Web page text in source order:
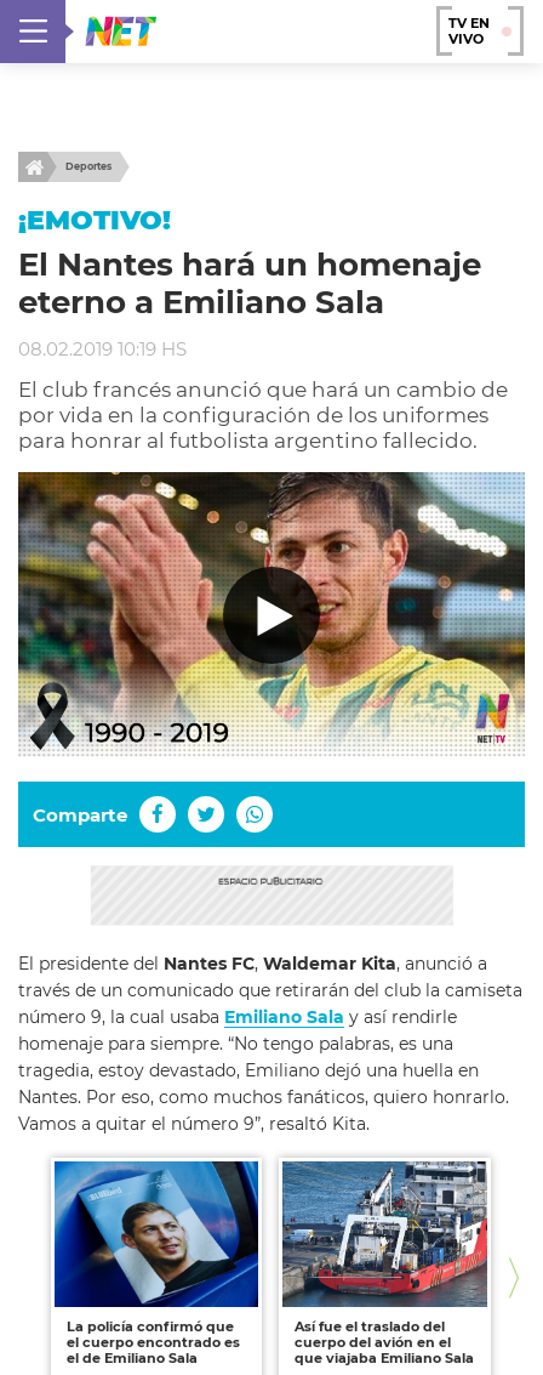
TV EN
VIVO
Deportes
¡EMOTIVO!
El Nantes hará un homenaje
eterno a Emiliano Sala
08.02.2019 10:19 HS
El club francés anunció que hará un cambio de
por vida en la configuración de los uniformes
para honrar al futbolista argentino fallecido.
Comparte
El presidente del Nantes FC, Waldemar Kita, anunció a
través de un comunicado que retirarán del club la camiseta
número 9, la cual usaba Emiliano Sala y así rendirle
homenaje para siempre. “No tengo palabras, es una
tragedia, estoy devastado, Emiliano dejó una huella en
Nantes. Por eso, como muchos fanáticos, quiero honrarlo.
Vamos a quitar el número 9”, resaltó Kita.
La policía confirmó que
el cuerpo encontrado es
el de Emiliano Sala
Así fue el traslado del
cuerpo del avión en el
que viajaba Emiliano Sala